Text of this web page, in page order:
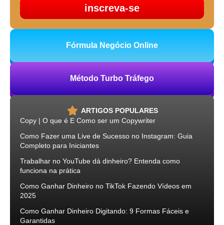
inscreva-se
Fórmula Negócio Online
Método Turbo Tráfego
ARTIGOS POPULARES
Copy | O que é E Como ser um Copywriter
Como Fazer uma Live de Sucesso no Instagram: Guia
Completo para Iniciantes
Trabalhar no YouTube dá dinheiro? Entenda como
funciona na prática
Como Ganhar Dinheiro no TikTok Fazendo Vídeos em
2025
Como Ganhar Dinheiro Digitando: 9 Formas Fáceis e
Garantidas